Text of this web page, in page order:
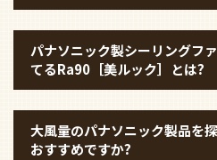
パナソニック製シーリングフ
てるRa90［美ルック］とは?
大風量のパナソニック製品を
おすすめですか?